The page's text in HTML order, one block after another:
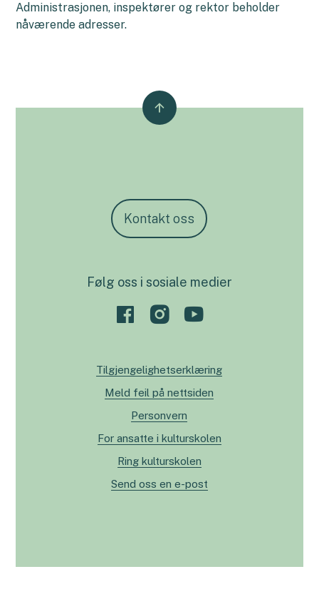
Administrasjonen, inspektører og rektor beholder
nåværende adresser.
Kontakt oss
Følg oss i sosiale medier
Tilgjengelighetserklæring
Meld feil på nettsiden
Personvern
For ansatte i kulturskolen
Ring kulturskolen
Send oss en e-post